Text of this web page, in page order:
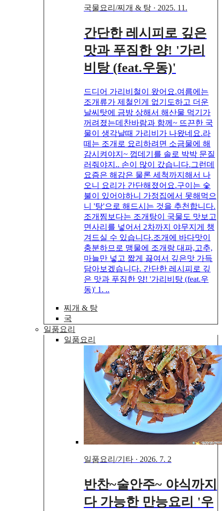
국물요리/찌개 & 탕 · 2025. 11.
간단한 레시피로 깊은
맛과 푸짐한 양! '가리
비탕 (feat.우동)'
드디어 가리비철이 왔어요.여름에는
조개류가 제철인게 없기도하고 더운
날씨탓에 금방 상해서 해산물 먹기가
꺼려졌는데찬바람과 함께~ 뜨끈한 국
물이 생각날때 가리비가 나왔네요.라
떼는 조개로 요리하려면 소금물에 해
감시켜야지~ 껍데기를 솔로 박박 문질
러줘야지.. 손이 많이 갔습니다.그런데
요즘은 해감은 물론 세척까지해서 나
오니 요리가 간단해졌어요.구이는 숯
불이 있어야하니 가정집에서 못해먹으
니 '탕'으로 해드시는 것을 추천합니다.
조개찜보다는 조개탕이 국물도 맛보고
면사리를 넣어서 2차까지 야무지게 챙
겨드실 수 있습니다.조개에 바다맛이
충분하므로 맹물에 조개랑 대파,고추,
마늘만 넣고 짧게 끓여서 깊은맛 가득
담아보겠습니다. 간단한 레시피로 깊
은 맛과 푸짐한 양! '가리비탕 (feat.우
동)' 1. ..
찌개 & 탕
국
일품요리
일품요리
일품요리/기타 · 2026. 7. 2
반찬~술안주~ 야식까지
다 가능한 만능요리 '우